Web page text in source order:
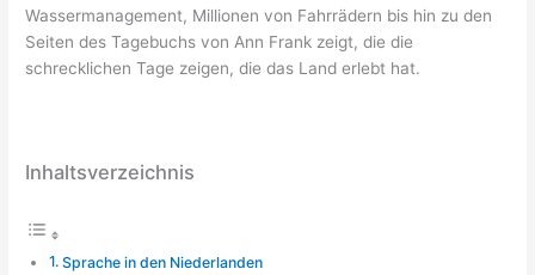
Wassermanagement, Millionen von Fahrrädern bis hin zu den
Seiten des Tagebuchs von Ann Frank zeigt, die die
schrecklichen Tage zeigen, die das Land erlebt hat.
Inhaltsverzeichnis
Sprache in den Niederlanden